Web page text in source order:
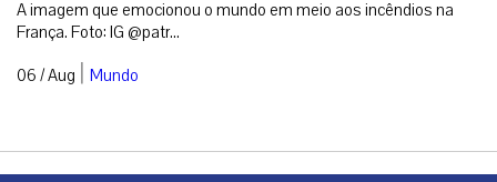
A imagem que emocionou o mundo em meio aos incêndios na
França. Foto: IG @patr...
06 / Aug | Mundo